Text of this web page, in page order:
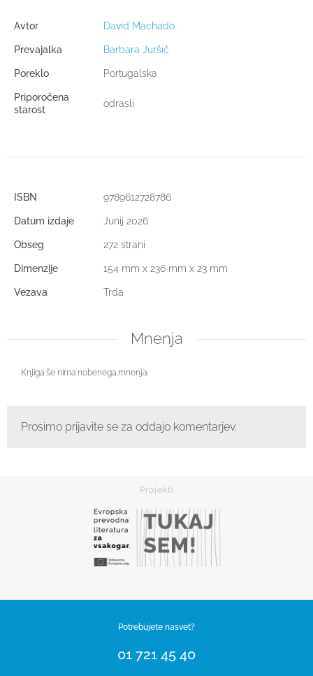
Avtor David Machado
Prevajalka Barbara Juršič
Poreklo Portugalska
Priporočena
starost
odrasli
ISBN 9789612728786
Datum izdaje Junij 2026
Obseg 272 strani
Dimenzije 154 mm x 236 mm x 23 mm
Vezava Trda
Mnenja
Knjiga še nima nobenega mnenja.
Prosimo prijavite se za oddajo komentarjev.
Potrebujete nasvet?
01 721 45 40